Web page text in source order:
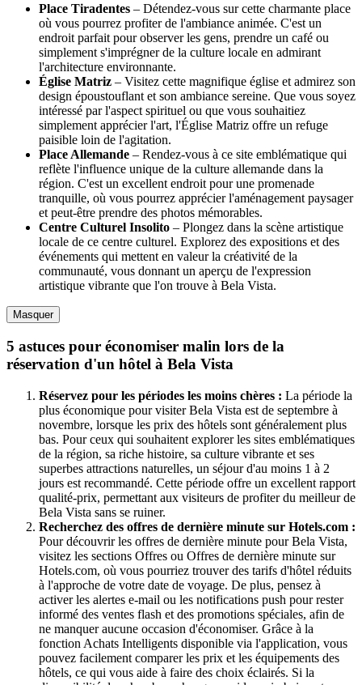
Place Tiradentes – Détendez-vous sur cette charmante place
où vous pourrez profiter de l'ambiance animée. C'est un
endroit parfait pour observer les gens, prendre un café ou
simplement s'imprégner de la culture locale en admirant
l'architecture environnante.
Église Matriz – Visitez cette magnifique église et admirez son
design époustouflant et son ambiance sereine. Que vous soyez
intéressé par l'aspect spirituel ou que vous souhaitiez
simplement apprécier l'art, l'Église Matriz offre un refuge
paisible loin de l'agitation.
Place Allemande – Rendez-vous à ce site emblématique qui
reflète l'influence unique de la culture allemande dans la
région. C'est un excellent endroit pour une promenade
tranquille, où vous pourrez apprécier l'aménagement paysager
et peut-être prendre des photos mémorables.
Centre Culturel Insolito – Plongez dans la scène artistique
locale de ce centre culturel. Explorez des expositions et des
événements qui mettent en valeur la créativité de la
communauté, vous donnant un aperçu de l'expression
artistique vibrante que l'on trouve à Bela Vista.
Masquer
5 astuces pour économiser malin lors de la
réservation d'un hôtel à Bela Vista
Réservez pour les périodes les moins chères : La période la
plus économique pour visiter Bela Vista est de septembre à
novembre, lorsque les prix des hôtels sont généralement plus
bas. Pour ceux qui souhaitent explorer les sites emblématiques
de la région, sa riche histoire, sa culture vibrante et ses
superbes attractions naturelles, un séjour d'au moins 1 à 2
jours est recommandé. Cette période offre un excellent rapport
qualité-prix, permettant aux visiteurs de profiter du meilleur de
Bela Vista sans se ruiner.
Recherchez des offres de dernière minute sur Hotels.com :
Pour découvrir les offres de dernière minute pour Bela Vista,
visitez les sections Offres ou Offres de dernière minute sur
Hotels.com, où vous pourriez trouver des tarifs d'hôtel réduits
à l'approche de votre date de voyage. De plus, pensez à
activer les alertes e-mail ou les notifications push pour rester
informé des ventes flash et des promotions spéciales, afin de
ne manquer aucune occasion d'économiser. Grâce à la
fonction Achats Intelligents disponible via l'application, vous
pouvez facilement comparer les prix et les équipements des
hôtels, ce qui vous aide à faire des choix éclairés. Si la